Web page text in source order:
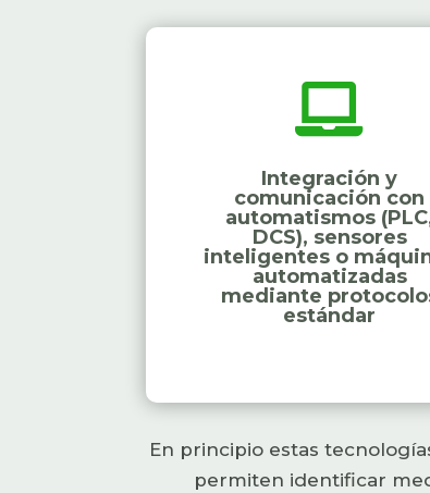

Integración y
comunicación con
automatismos
DCS), sensores
inteligentes o
automatizadas
mediante
estándar
En principio estas
permiten identificar